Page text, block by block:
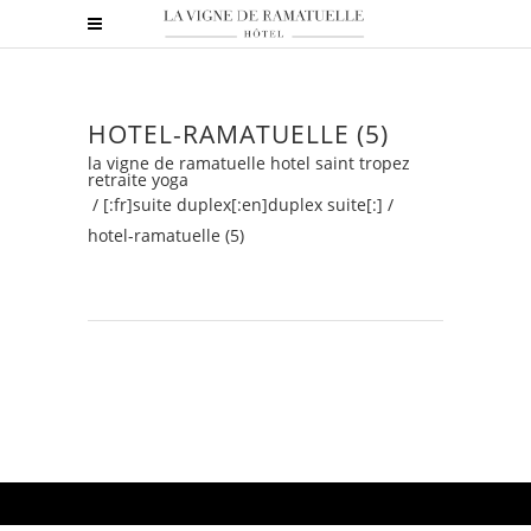
HOTEL-RAMATUELLE (5)
la vigne de ramatuelle hotel saint tropez
retraite yoga
/ [:fr]suite duplex[:en]duplex suite[:] /
hotel-ramatuelle (5)